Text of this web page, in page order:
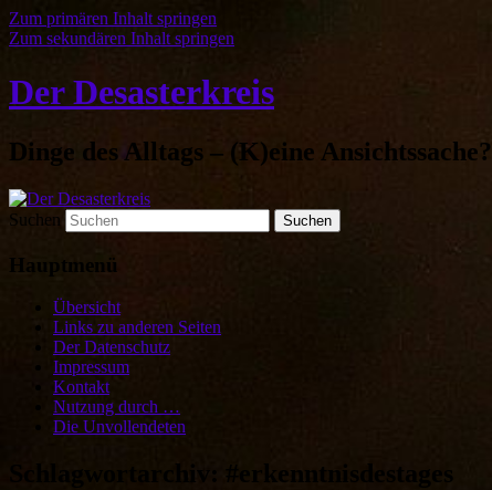
Zum primären Inhalt springen
Zum sekundären Inhalt springen
Der Desasterkreis
Dinge des Alltags – (K)eine Ansichtssache?
Suchen
Hauptmenü
Übersicht
Links zu anderen Seiten
Der Datenschutz
Impressum
Kontakt
Nutzung durch …
Die Unvollendeten
#erkenntnisdestages